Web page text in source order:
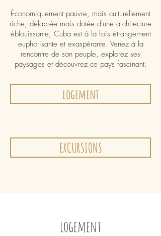
Économiquement pauvre, mais culturellement
riche, délabrée mais dotée d'une architecture
éblouissante, Cuba est à la fois étrangement
euphorisante et exaspérante. Venez à la
rencontre de son peuple, explorez ses
paysages et découvrez ce pays fascinant.
logement
EXCURSIONS
logement